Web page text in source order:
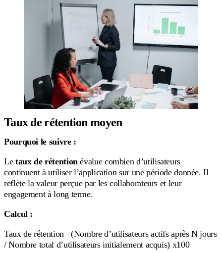
Taux de rétention moyen
Pourquoi le suivre :
Le taux de rétention évalue combien d’utilisateurs
continuent à utiliser l’application sur une période donnée. Il
reflète la valeur perçue par les collaborateurs et leur
engagement à long terme.
Calcul :
Taux de rétention =(Nombre d’utilisateurs actifs après N jours
/ Nombre total d’utilisateurs initialement acquis) x100